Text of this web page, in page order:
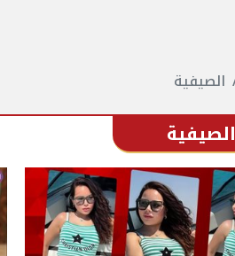
الصيفية
الصيفية